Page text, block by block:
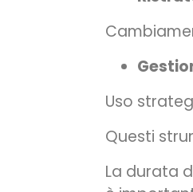
Uso
Questi
La durata